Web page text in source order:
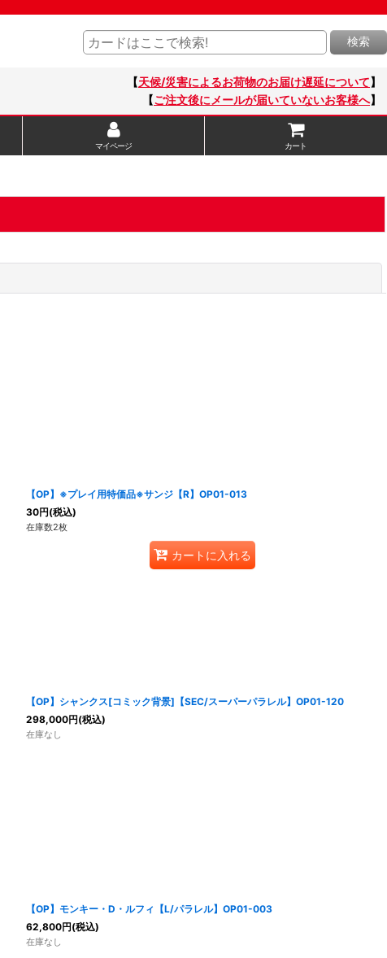
検索
【天候/災害によるお荷物のお届け遅延について】
【ご注文後にメールが届いていないお客様へ】
マイページ カート
【OP】※プレイ用特価品※サンジ【R】OP01-013
30円(税込)
在庫数2枚
カートに入れる
【OP】シャンクス[コミック背景]【SEC/スーパーパラレル】OP01-120
298,000円(税込)
在庫なし
【OP】モンキー・D・ルフィ【L/パラレル】OP01-003
62,800円(税込)
在庫なし